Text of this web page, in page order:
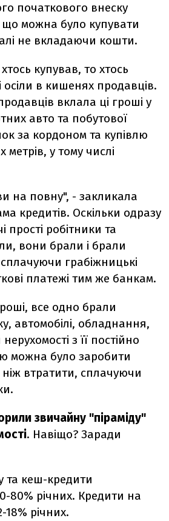
початкового внеску
можна було купувати
не вкладаючи кошти.
купував, то хтось
осіли в кишенях продавців.
вклала ці гроші у
авто та побутової
за кордоном та купівлю
у тому числі
на повну", - закликала
кредитів. Оскільки одразу
прості робітники та
вони брали і брали
грабіжницькі
платежі тим же банкам.
все одно брали
автомобілі, обладнання,
з її постійно
можна було заробити
втратити, сплачуючи
звичайну "піраміду"
. Навіщо? Заради
та кеш-кредити
80% річних. Кредити на
18% річних.